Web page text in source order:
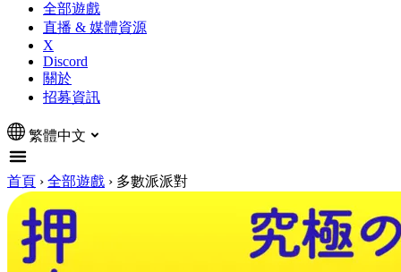
全部遊戲
直播 & 媒體資源
X
Discord
關於
招募資訊
繁體中文
首頁 › 全部遊戲 › 多數派派對